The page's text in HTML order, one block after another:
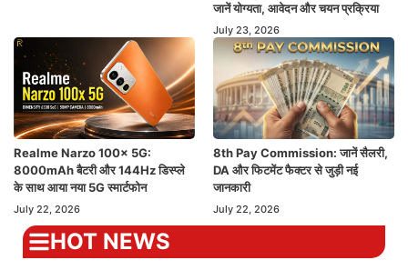
जानें योग्यता, आवेदन और चयन प्रक्रिया
July 23, 2026
Realme Narzo 100x 5G:
8000mAh बैटरी और 144Hz डिस्प्ले
के साथ आया नया 5G स्मार्टफोन
July 22, 2026
8th Pay Commission: जानें सैलरी,
DA और फिटमेंट फैक्टर से जुड़ी नई
जानकारी
July 22, 2026
HOT NEWS